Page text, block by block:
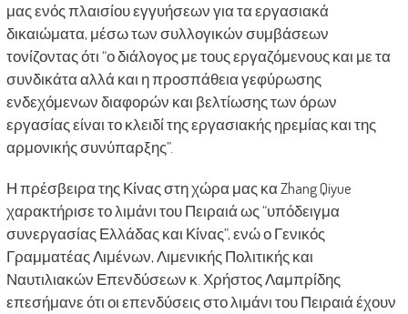
μας ενός πλαισίου εγγυήσεων για τα εργασιακά
δικαιώματα, μέσω των συλλογικών συμβάσεων
τονίζοντας ότι “ο διάλογος με τους εργαζόμενους και με τα
συνδικάτα αλλά και η προσπάθεια γεφύρωσης
ενδεχόμενων διαφορών και βελτίωσης των όρων
εργασίας είναι το κλειδί της εργασιακής ηρεμίας και της
αρμονικής συνύπαρξης”.
Η πρέσβειρα της Κίνας στη χώρα μας κα Zhang Qiyue
χαρακτήρισε το λιμάνι του Πειραιά ως “υπόδειγμα
συνεργασίας Ελλάδας και Κίνας”, ενώ ο Γενικός
Γραμματέας Λιμένων, Λιμενικής Πολιτικής και
Ναυτιλιακών Επενδύσεων κ. Χρήστος Λαμπρίδης
επεσήμανε ότι οι επενδύσεις στο λιμάνι του Πειραιά έχουν